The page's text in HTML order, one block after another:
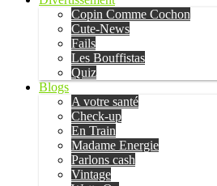
Copin Comme Cochon
Cute-News
Fails
Les Bouffistas
Quiz
Blogs
A votre santé
Check-up
En Train
Madame Energie
Parlons cash
Vintage